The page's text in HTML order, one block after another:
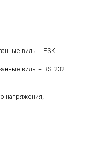
виды + FSK
виды + RS-232
напряжения,